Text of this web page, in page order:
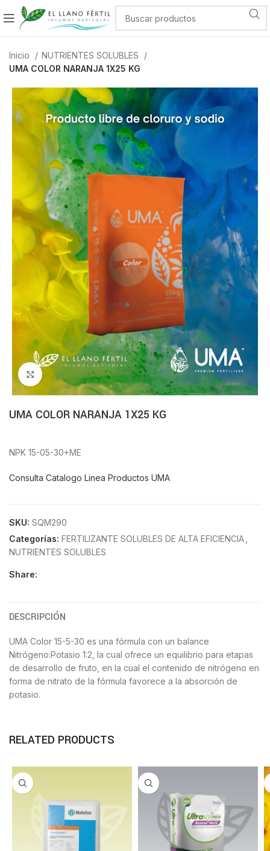
Inicio
NUTRIENTES SOLUBLES
UMA COLOR NARANJA 1X25 KG
Click to enlarge
UMA COLOR NARANJA 1X25 KG
NPK 15-05-30+ME
Consulta Catalogo Linea Productos UMA
SKU: SQM290
Categorías: FERTILIZANTE SOLUBLES DE ALTA EFICIENCIA
NUTRIENTES SOLUBLES
Share:
DESCRIPCIÓN
UMA Color 15-5-30 es una fórmula con un balance
Nitrógeno:Potasio 1:2, la cual ofrece un equilibrio para etapas
de desarrollo de fruto, en la cual el contenido de nitrógeno en
forma de nitrato de la fórmula favorece a la absorción de
potasio.
RELATED PRODUCTS